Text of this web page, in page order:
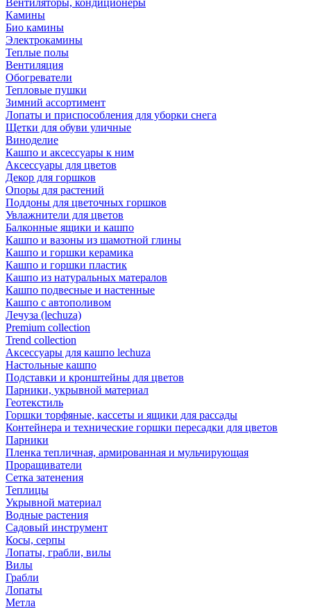
Вентиляторы, кондиционеры
Камины
Био камины
Электрокамины
Теплые полы
Вентиляция
Обогреватели
Тепловые пушки
Зимний ассортимент
Лопаты и приспособления для уборки снега
Щетки для обуви уличные
Виноделие
Кашпо и аксессуары к ним
Аксессуары для цветов
Декор для горшков
Опоры для растений
Поддоны для цветочных горшков
Увлажнители для цветов
Балконные ящики и кашпо
Кашпо и вазоны из шамотной глины
Кашпо и горшки керамика
Кашпо и горшки пластик
Кашпо из натуральных матералов
Кашпо подвесные и настенные
Кашпо с автополивом
Лечуза (lechuza)
Premium collection
Trend collection
Аксессуары для кашпо lechuza
Настольные кашпо
Подставки и кронштейны для цветов
Парники, укрывной материал
Геотекстиль
Горшки торфяные, кассеты и ящики для рассады
Контейнера и технические горшки пересадки для цветов
Парники
Пленка тепличная, армированная и мульчирующая
Проращиватели
Сетка затенения
Теплицы
Укрывной материал
Водные растения
Садовый инструмент
Косы, серпы
Лопаты, грабли, вилы
Вилы
Грабли
Лопаты
Метла